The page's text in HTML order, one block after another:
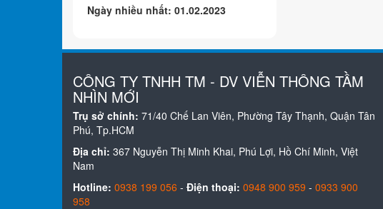
Ngày nhiều nhất: 01.02.2023
CÔNG TY TNHH TM - DV VIỄN THÔNG TẦM
NHÌN MỚI
Trụ sở chính: 71/40 Chế Lan Viên, Phường Tây Thạnh, Quận Tân
Phú, Tp.HCM
Địa chỉ: 367 Nguyễn Thị Minh Khai, Phú Lợi, Hồ Chí Minh, Việt
Nam
Hotline: 0938 199 056 - Điện thoại: 0948 900 959 - 0933 900
958